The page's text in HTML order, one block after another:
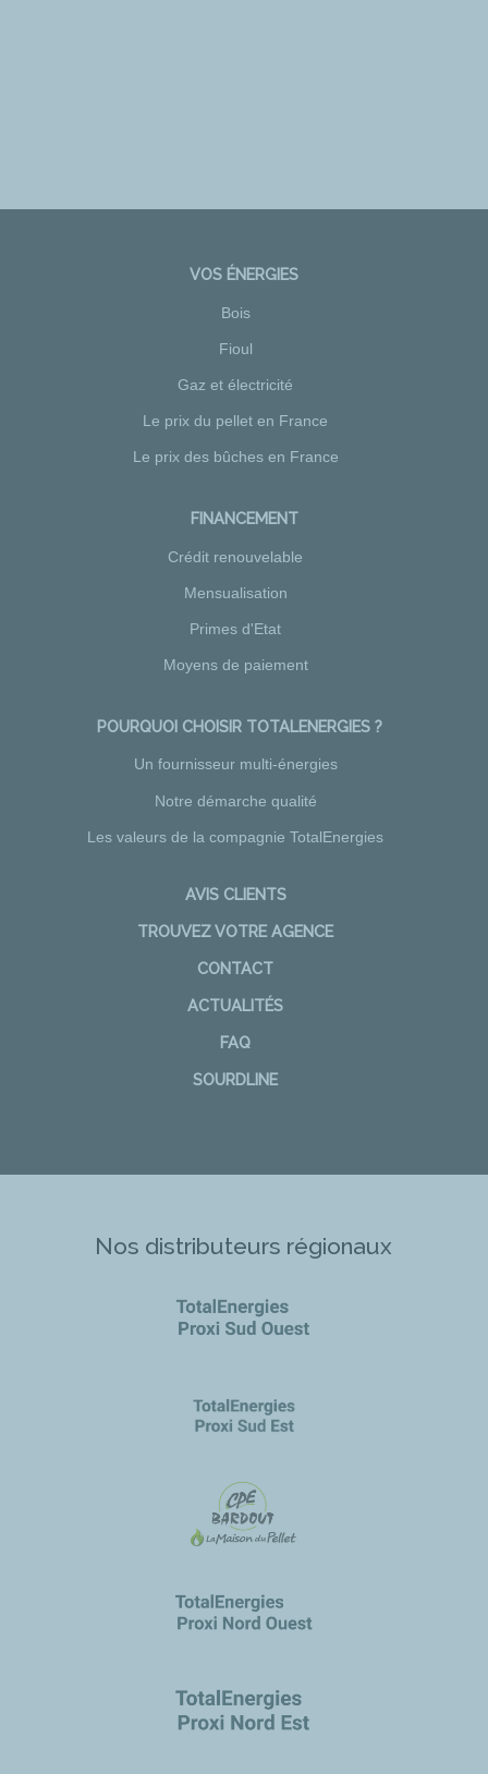
VOS ÉNERGIES
Bois
Fioul
Gaz et électricité
Le prix du pellet en France
Le prix des bûches en France
FINANCEMENT
Crédit renouvelable
Mensualisation
Primes d'Etat
Moyens de paiement
POURQUOI CHOISIR TOTALENERGIES ?
Un fournisseur multi-énergies
Notre démarche qualité
Les valeurs de la compagnie TotalEnergies
AVIS CLIENTS
TROUVEZ VOTRE AGENCE
CONTACT
ACTUALITÉS
FAQ
SOURDLINE
Nos distributeurs régionaux